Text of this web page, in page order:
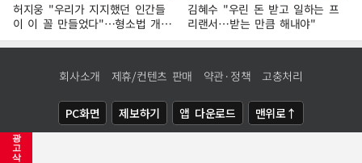
광
고
삭
허지웅 "우리가 지지했던 인간들
이 이 꼴 만들었다"…형소법 개정
에 격한 반응
김혜수 "우린 돈 받고 일하는 프
리랜서…받는 만큼 해내야"
회사소개 제휴/컨텐츠 판매 약관·정책 고충처리
PC화면 제보하기 앱 다운로드 맨위로↑